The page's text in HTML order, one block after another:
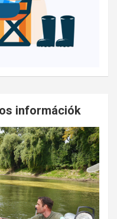
információk